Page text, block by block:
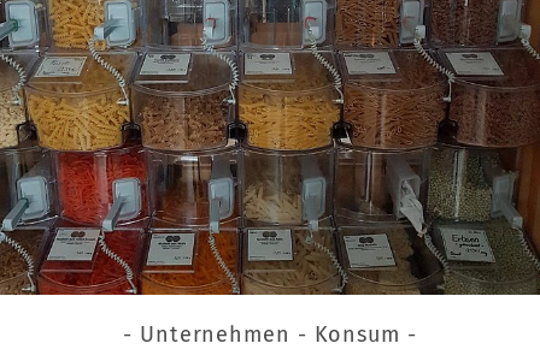
- Unternehmen - Konsum -